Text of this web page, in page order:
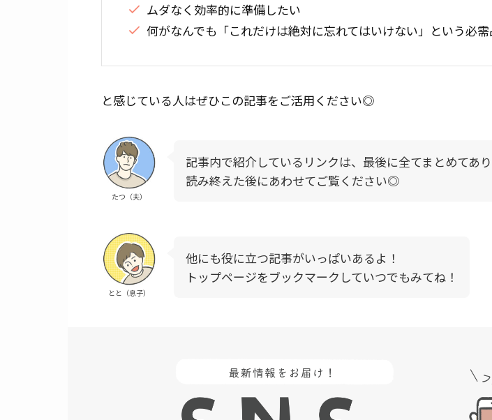
ムダなく効率的に準備したい
何がなんでも「これだけは絶対に忘れてはいけない」という必
と感じている人はぜひこの記事をご活用ください◎
たつ（夫）
記事内で紹介しているリンクは、最後に全てまとめてあ
読み終えた後にあわせてご覧ください◎
とと（息子）
他にも役に立つ記事がいっぱいあるよ！
トップページをブックマークしていつでもみてね！